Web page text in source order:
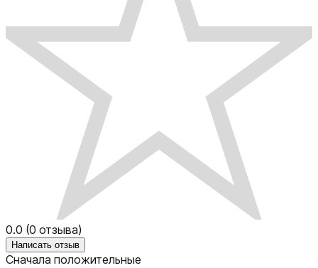
0.0 (0 отзыва)
Написать отзыв
Сначала положительные